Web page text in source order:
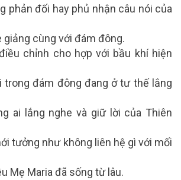
phản đối hay phủ nhận câu nói của
cùng với đám đông.
chỉnh cho hợp với bầu khí hiện
trong đám đông đang ở tư thế lắng
ai lắng nghe và giữ lời của Thiên
tưởng như không liên hệ gì với mối
Mẹ Maria đã sống từ lâu.